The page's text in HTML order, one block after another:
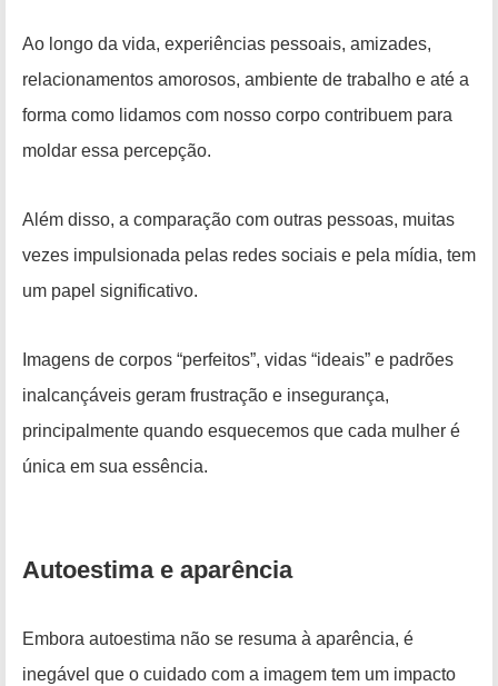
Ao longo da vida, experiências pessoais, amizades,
relacionamentos amorosos, ambiente de trabalho e até a
forma como lidamos com nosso corpo contribuem para
moldar essa percepção.
Além disso, a comparação com outras pessoas, muitas
vezes impulsionada pelas redes sociais e pela mídia, tem
um papel significativo.
Imagens de corpos “perfeitos”, vidas “ideais” e padrões
inalcançáveis geram frustração e insegurança,
principalmente quando esquecemos que cada mulher é
única em sua essência.
Autoestima e aparência
Embora autoestima não se resuma à aparência, é
inegável que o cuidado com a imagem tem um impacto